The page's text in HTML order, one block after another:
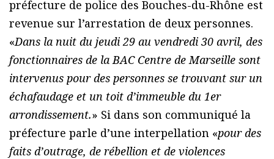
préfecture de police des Bouches-du-Rhône est
revenue sur l’arrestation de deux personnes.
«Dans la nuit du jeudi 29 au vendredi 30 avril, des
fonctionnaires de la BAC Centre de Marseille sont
intervenus pour des personnes se trouvant sur un
échafaudage et un toit d’immeuble du 1er
arrondissement.» Si dans son communiqué la
préfecture parle d’une interpellation «pour des
faits d’outrage, de rébellion et de violences